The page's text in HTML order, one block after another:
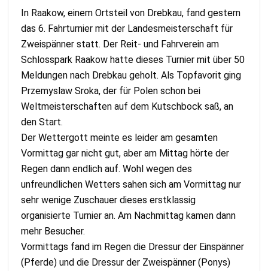
In Raakow, einem Ortsteil von Drebkau, fand gestern
das 6. Fahrturnier mit der Landesmeisterschaft für
Zweispänner statt. Der Reit- und Fahrverein am
Schlosspark Raakow hatte dieses Turnier mit über 50
Meldungen nach Drebkau geholt. Als Topfavorit ging
Przemyslaw Sroka, der für Polen schon bei
Weltmeisterschaften auf dem Kutschbock saß, an
den Start.
Der Wettergott meinte es leider am gesamten
Vormittag gar nicht gut, aber am Mittag hörte der
Regen dann endlich auf. Wohl wegen des
unfreundlichen Wetters sahen sich am Vormittag nur
sehr wenige Zuschauer dieses erstklassig
organisierte Turnier an. Am Nachmittag kamen dann
mehr Besucher.
Vormittags fand im Regen die Dressur der Einspänner
(Pferde) und die Dressur der Zweispänner (Ponys)